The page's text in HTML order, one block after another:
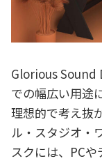
Glorious Sound
での幅広い用途
理想的で考え抜
ル・スタジオ・
スクには、PC